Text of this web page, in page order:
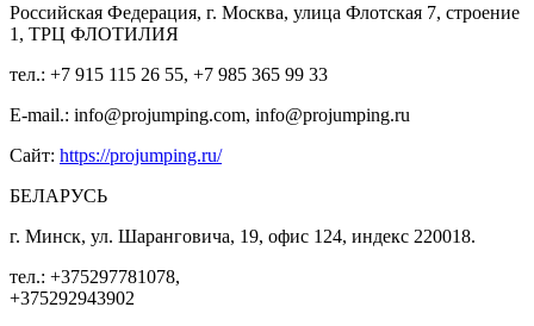
Российская Федерация, г. Москва, улица Флотская 7, строение
1, ТРЦ ФЛОТИЛИЯ
тел.: +7 915 115 26 55, +7 985 365 99 33
E-mail.: info@projumping.com, info@projumping.ru
Сайт: https://projumping.ru/
БЕЛАРУСЬ
г. Минск, ул. Шаранговича, 19, офис 124, индекс 220018.
тел.: +375297781078,
+375292943902